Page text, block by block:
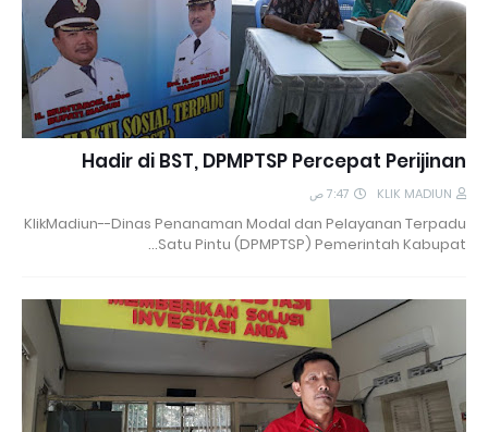
Hadir di BST, DPMPTSP Percepat Perijinan
KLIK MADIUN 7:47 ص
KlikMadiun--Dinas Penanaman Modal dan Pelayanan Terpadu
Satu Pintu (DPMPTSP) Pemerintah Kabupat…